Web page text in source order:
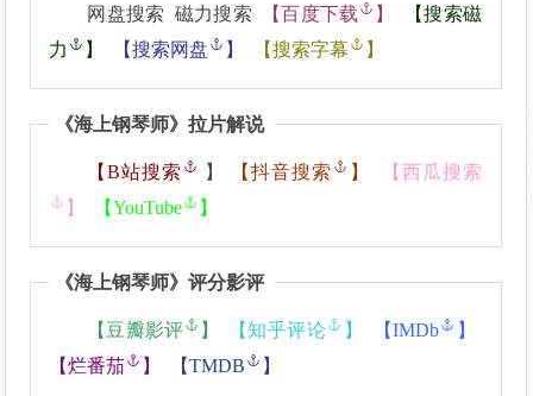
网盘搜索 磁力搜索 【百度下载 】 【搜索磁
力
】 【搜索网盘 】 【搜索字幕 】
《海上钢琴师》拉片解说
【B站搜索 】 【抖音搜索 】 【西瓜搜索
】
【YouTube 】
《海上钢琴师》评分影评
【 豆瓣影评 】 【知乎评论 】 【IMDb
】
【烂番茄 】 【TMDB 】